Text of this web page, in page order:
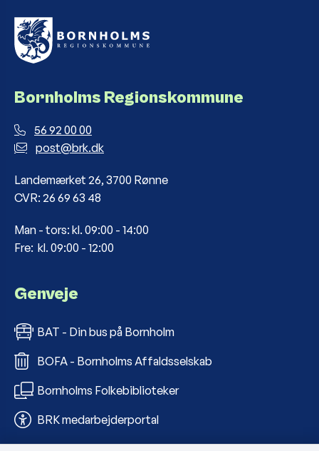
Bornholms Regionskommune
56 92 00 00
post@brk.dk
Landemærket 26, 3700 Rønne
CVR: 26 69 63 48
Man - tors: kl. 09:00 - 14:00
Fre: kl. 09:00 - 12:00
Genveje
BAT - Din bus på Bornholm
BOFA - Bornholms Affaldsselskab
Bornholms Folkebiblioteker
BRK medarbejderportal